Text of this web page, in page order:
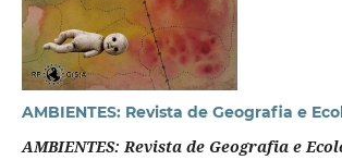
AMBIENTES: Revista de Geografia e
AMBIENTES: Revista de Geografia e